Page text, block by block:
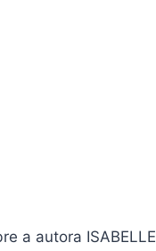
a autora ISABELLE